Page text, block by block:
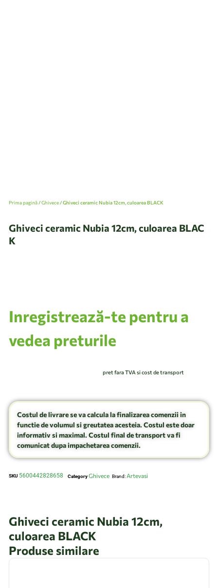
Prima pagină/Ghivece/ Ghiveci ceramic Nubia 12cm, culoarea BLACK
Ghiveci ceramic Nubia 12cm, culoarea BLAC
K
Inregistrează-te pentru a
vedea preturile
pret fara TVA si cost de transport
Costul de livrare se va calcula la finalizarea comenzii in
functie de volumul si greutatea acesteia. Costul este doar
informativ si maximal. Costul final de transport va fi
comunicat dupa impachetarea comenzii.
SKU 5600442828658 CategoryGhivece Brand: Artevasi
Ghiveci ceramic Nubia 12cm,
culoarea BLACK
Produse similare